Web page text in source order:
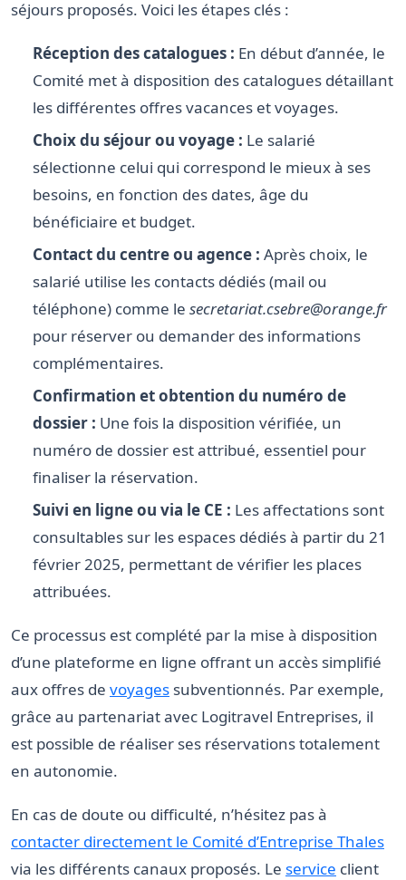
séjours proposés. Voici les étapes clés :
Réception des catalogues : En début d’année, le
Comité met à disposition des catalogues détaillant
les différentes offres vacances et voyages.
Choix du séjour ou voyage : Le salarié
sélectionne celui qui correspond le mieux à ses
besoins, en fonction des dates, âge du
bénéficiaire et budget.
Contact du centre ou agence : Après choix, le
salarié utilise les contacts dédiés (mail ou
téléphone) comme le secretariat.csebre@orange.fr
pour réserver ou demander des informations
complémentaires.
Confirmation et obtention du numéro de
dossier : Une fois la disposition vérifiée, un
numéro de dossier est attribué, essentiel pour
finaliser la réservation.
Suivi en ligne ou via le CE : Les affectations sont
consultables sur les espaces dédiés à partir du 21
février 2025, permettant de vérifier les places
attribuées.
Ce processus est complété par la mise à disposition
d’une plateforme en ligne offrant un accès simplifié
aux offres de voyages subventionnés. Par exemple,
grâce au partenariat avec Logitravel Entreprises, il
est possible de réaliser ses réservations totalement
en autonomie.
En cas de doute ou difficulté, n’hésitez pas à
contacter directement le Comité d’Entreprise Thales
via les différents canaux proposés. Le service client